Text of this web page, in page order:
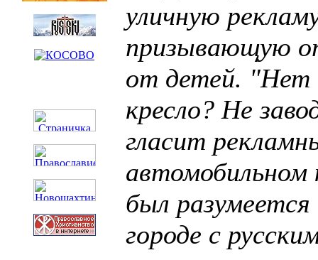
уличную
призывающую
от детей. "Нет
кресло? Не
гласит
автомобильном
был
городе с